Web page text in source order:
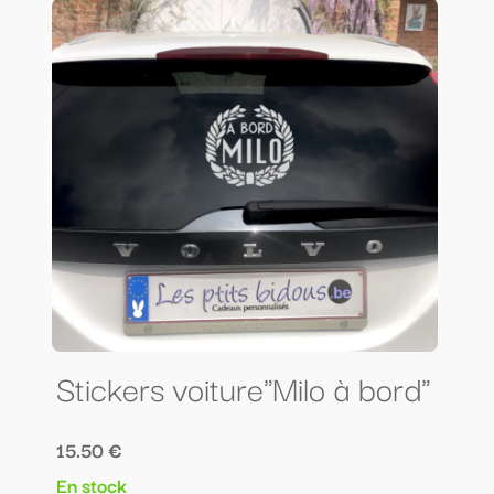
Stickers voiture"Milo à bord"
15.50 €
En stock